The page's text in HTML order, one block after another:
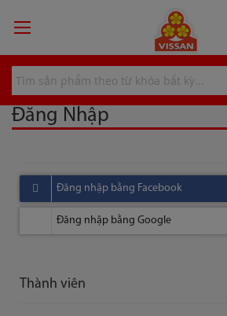
đến
dung
Đăng Nhập
Thành viên